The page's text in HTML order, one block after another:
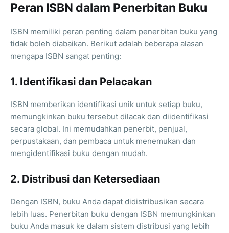
Peran ISBN dalam Penerbitan Buku
ISBN memiliki peran penting dalam penerbitan buku yang
tidak boleh diabaikan. Berikut adalah beberapa alasan
mengapa ISBN sangat penting:
1. Identifikasi dan Pelacakan
ISBN memberikan identifikasi unik untuk setiap buku,
memungkinkan buku tersebut dilacak dan diidentifikasi
secara global. Ini memudahkan penerbit, penjual,
perpustakaan, dan pembaca untuk menemukan dan
mengidentifikasi buku dengan mudah.
2. Distribusi dan Ketersediaan
Dengan ISBN, buku Anda dapat didistribusikan secara
lebih luas. Penerbitan buku dengan ISBN memungkinkan
buku Anda masuk ke dalam sistem distribusi yang lebih